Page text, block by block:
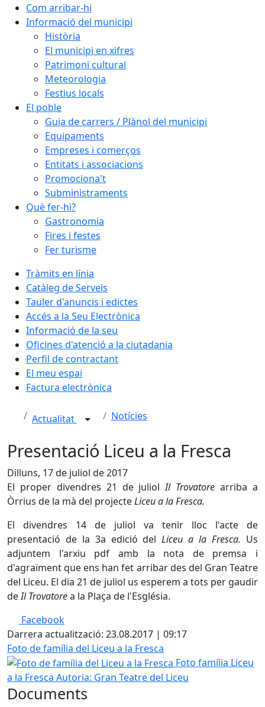
Com arribar-hi
Informació del municipi
Història
El municipi en xifres
Patrimoni cultural
Meteorologia
Festius locals
El poble
Guia de carrers / Plànol del municipi
Equipaments
Empreses i comerços
Entitats i associacions
Promociona't
Subministraments
Què fer-hi?
Gastronomia
Fires i festes
Fer turisme
Tràmits en línia
Catàleg de Serveis
Tauler d'anuncis i edictes
Accés a la Seu Electrònica
Informació de la seu
Oficines d'atenció a la ciutadania
Perfil de contractant
El meu espai
Factura electrònica
Actualitat Notícies
Presentació Liceu a la Fresca
Dilluns, 17 de juliol de 2017
El proper divendres 21 de juliolIl Trovatore arriba a
Òrrius de la mà del projecteLiceu a la Fresca.
El divendres 14 de juliol va tenir lloc l'acte de
presentació de la 3a edició delLiceu a la Fresca. Us
adjuntem l'arxiu pdf amb la nota de premsa i
d'agraïment que ens han fet arribar des del Gran Teatre
del Liceu. El dia 21 de juliol us esperem a tots per gaudir
deIl Trovatorea la Plaça de l'Església.
Facebook
Darrera actualització: 23.08.2017 | 09:17
Foto de família del Liceu a la Fresca
Foto família Liceu
a la Fresca Autoria: Gran Teatre del Liceu
Documents